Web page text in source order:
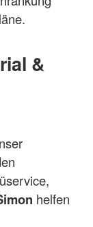
&
helfen